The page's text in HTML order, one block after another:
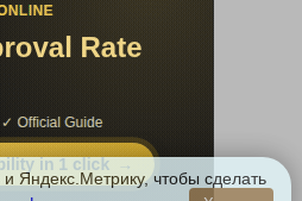
Яндекс.Метрику, чтобы сделать